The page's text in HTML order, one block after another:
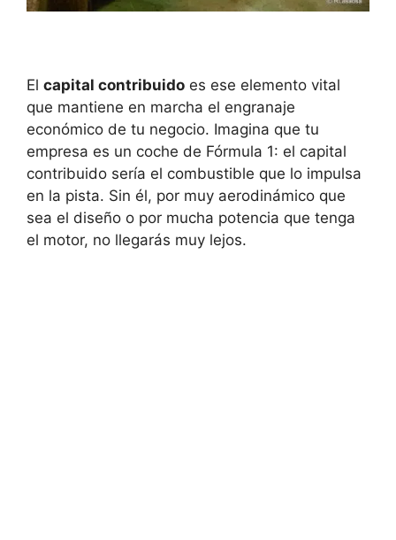
El capital contribuido es ese elemento vital
que mantiene en marcha el engranaje
económico de tu negocio. Imagina que tu
empresa es un coche de Fórmula 1: el capital
contribuido sería el combustible que lo impulsa
en la pista. Sin él, por muy aerodinámico que
sea el diseño o por mucha potencia que tenga
el motor, no llegarás muy lejos.